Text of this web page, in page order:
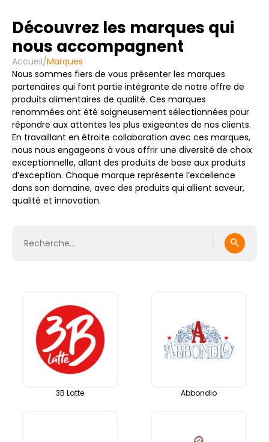
Découvrez les marques qui
nous accompagnent
Accueil/Marques
Nous sommes fiers de vous présenter les marques
partenaires qui font partie intégrante de notre offre de
produits alimentaires de qualité. Ces marques
renommées ont été soigneusement sélectionnées pour
répondre aux attentes les plus exigeantes de nos clients.
En travaillant en étroite collaboration avec ces marques,
nous nous engageons à vous offrir une diversité de choix
exceptionnelle, allant des produits de base aux produits
d’exception. Chaque marque représente l’excellence
dans son domaine, avec des produits qui allient saveur,
qualité et innovation.
3B Latte Abbondio